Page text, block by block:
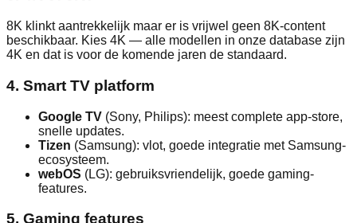
8K klinkt aantrekkelijk maar er is vrijwel geen 8K-content
beschikbaar. Kies 4K — alle modellen in onze database zijn
4K en dat is voor de komende jaren de standaard.
4. Smart TV platform
Google TV (Sony, Philips): meest complete app-store,
snelle updates.
Tizen (Samsung): vlot, goede integratie met Samsung-
ecosysteem.
webOS (LG): gebruiksvriendelijk, goede gaming-
features.
5. Gaming features